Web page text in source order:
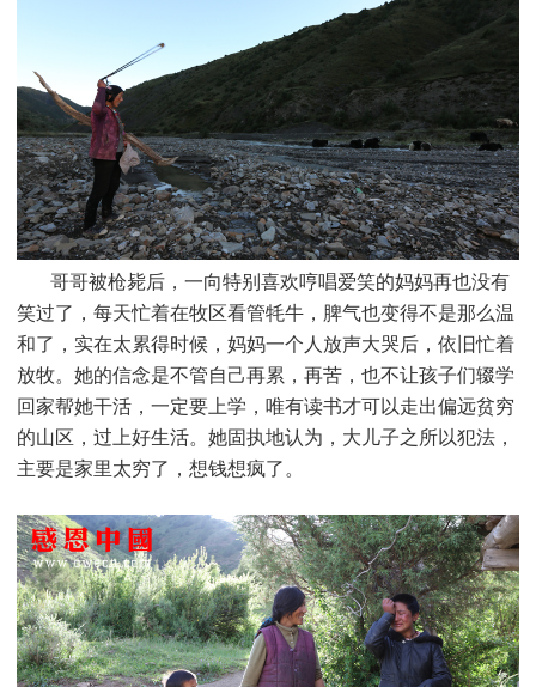
哥哥被枪毙后，一向特别喜欢哼唱爱笑的妈妈再也没有
笑过了，每天忙着在牧区看管牦牛，脾气也变得不是那么温
和了，实在太累得时候，妈妈一个人放声大哭后，依旧忙着
放牧。她的信念是不管自己再累，再苦，也不让孩子们辍学
回家帮她干活，一定要上学，唯有读书才可以走出偏远贫穷
的山区，过上好生活。她固执地认为，大儿子之所以犯法，
主要是家里太穷了，想钱想疯了。